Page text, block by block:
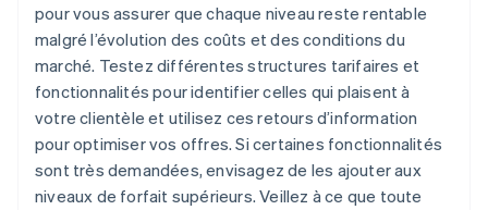
pour vous assurer que chaque niveau reste rentable
malgré l’évolution des coûts et des conditions du
marché. Testez différentes structures tarifaires et
fonctionnalités pour identifier celles qui plaisent à
votre clientèle et utilisez ces retours d’information
pour optimiser vos offres. Si certaines fonctionnalités
sont très demandées, envisagez de les ajouter aux
niveaux de forfait supérieurs. Veillez à ce que toute